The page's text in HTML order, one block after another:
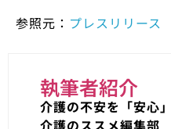
参照元： プレスリリース
執筆者紹介
介護の不安を「安心
介護のススメ編集部